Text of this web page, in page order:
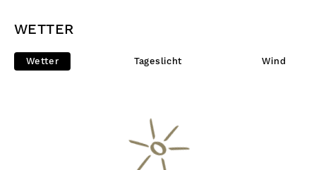
WETTER
Wetter Tageslicht Wind